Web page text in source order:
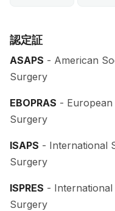
認定証
ASAPS - American
Surgery
EBOPRAS -
Surgery
ISAPS - International
Surgery
ISPRES - International
Surgery